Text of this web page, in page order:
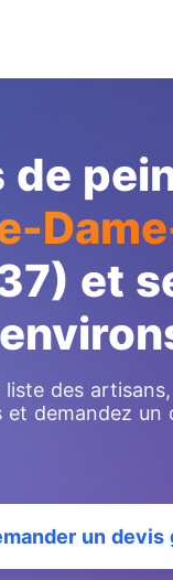
de
et
liste des
et demandez un
un devis